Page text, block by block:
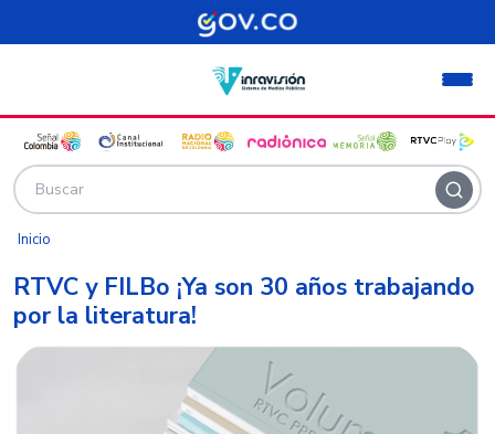
Pasar al contenido principal
Inicio
RTVC y FILBo ¡Ya son 30 años trabajando
por la literatura!